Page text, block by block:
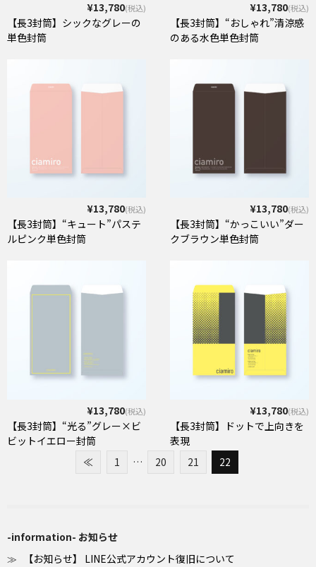
¥13,780(税込)
【長3封筒】シックなグレーの
単色封筒
¥13,780(税込)
【長3封筒】“おしゃれ”清涼感
のある水色単色封筒
¥13,780(税込)
【長3封筒】“キュート”パステ
ルピンク単色封筒
¥13,780(税込)
【長3封筒】“かっこいい”ダー
クブラウン単色封筒
¥13,780(税込)
【長3封筒】“光る”グレー×ビ
ビットイエロー封筒
¥13,780(税込)
【長3封筒】ドットで上向きを
表現
≪
1 … 20 21 22
-information- お知らせ
【お知らせ】 LINE公式アカウント復旧について